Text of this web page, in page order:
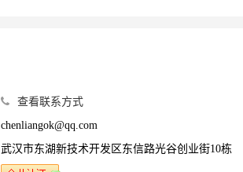
查看联系方式
chenliangok@qq.com
武汉市东湖新技术开发区东信路光谷创业街10栋